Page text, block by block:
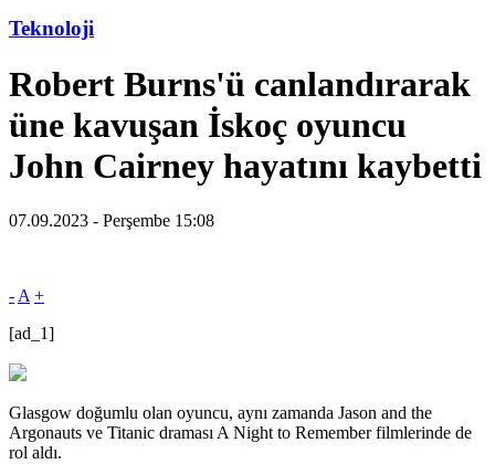
Teknoloji
Robert Burns'ü canlandırarak
üne kavuşan İskoç oyuncu
John Cairney hayatını kaybetti
07.09.2023 - Perşembe 15:08
- A +
[ad_1]
Glasgow doğumlu olan oyuncu, aynı zamanda Jason and the
Argonauts ve Titanic draması A Night to Remember filmlerinde de
rol aldı.